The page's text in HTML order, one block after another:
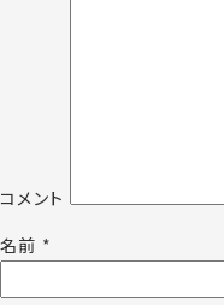
コメント
名前 *